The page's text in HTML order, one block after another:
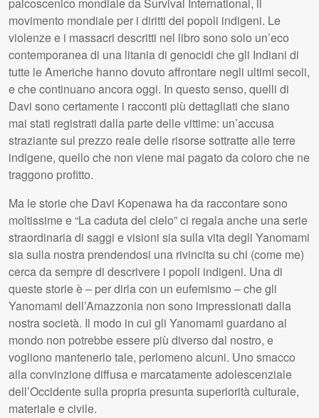
palcoscenico mondiale da Survival International, il
movimento mondiale per i diritti dei popoli indigeni. Le
violenze e i massacri descritti nel libro sono solo un’eco
contemporanea di una litania di genocidi che gli Indiani di
tutte le Americhe hanno dovuto affrontare negli ultimi secoli,
e che continuano ancora oggi. In questo senso, quelli di
Davi sono certamente i racconti più dettagliati che siano
mai stati registrati dalla parte delle vittime: un’accusa
straziante sul prezzo reale delle risorse sottratte alle terre
indigene, quello che non viene mai pagato da coloro che ne
traggono profitto.
Ma le storie che Davi Kopenawa ha da raccontare sono
moltissime e “La caduta del cielo” ci regala anche una serie
straordinaria di saggi e visioni sia sulla vita degli Yanomami
sia sulla nostra prendendosi una rivincita su chi (come me)
cerca da sempre di descrivere i popoli indigeni. Una di
queste storie è – per dirla con un eufemismo – che gli
Yanomami dell’Amazzonia non sono impressionati dalla
nostra società. Il modo in cui gli Yanomami guardano al
mondo non potrebbe essere più diverso dal nostro, e
vogliono mantenerlo tale, perlomeno alcuni. Uno smacco
alla convinzione diffusa e marcatamente adolescenziale
dell’Occidente sulla propria presunta superiorità culturale,
materiale e civile.